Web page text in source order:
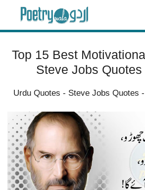
content
Top 15 Best
Steve Jobs Quotes
Urdu Quotes - Steve Jobs Quotes -